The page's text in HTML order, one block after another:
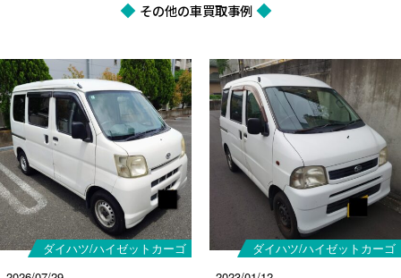
その他の車買取事例
ダイハツ/ハイゼットカーゴ
ダイハツ/ハイゼットカーゴ